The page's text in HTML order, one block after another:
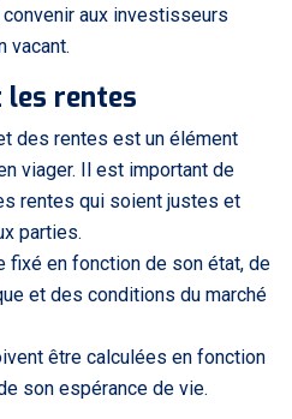
aux investisseurs
vacant.
les rentes
des rentes est un élément
viager. Il est important de
rentes qui soient justes et
parties.
fixé en fonction de son état, de
et des conditions du marché
être calculées en fonction
son espérance de vie.